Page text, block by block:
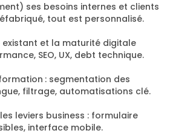
ses besoins internes et clients
tout est personnalisé.
existant et la maturité digitale
SEO, UX, debt technique.
: segmentation des
filtrage, automatisations clé.
leviers business : formulaire
interface mobile.